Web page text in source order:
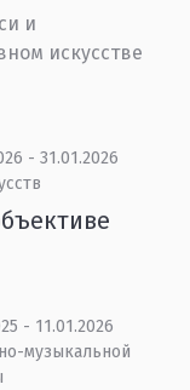
и
искусстве
- 31.01.2026
- 11.01.2026
музыкальной